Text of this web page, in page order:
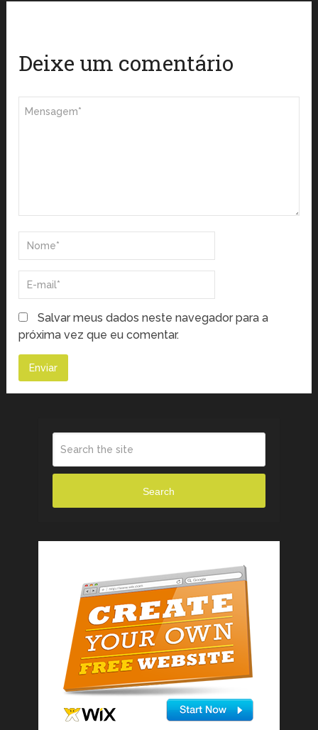
Deixe um comentário
Salvar meus dados neste navegador para a
próxima vez que eu comentar.
Search